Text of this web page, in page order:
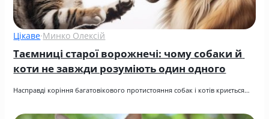
Цікаве·Минко Олексій
Таємниці старої ворожнечі: чому собаки й
коти не завжди розуміють один одного
Насправді коріння багатовікового протистояння собак і котів криється…